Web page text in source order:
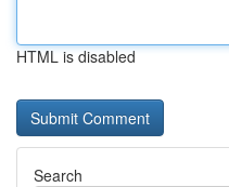
HTML is disabled
Search